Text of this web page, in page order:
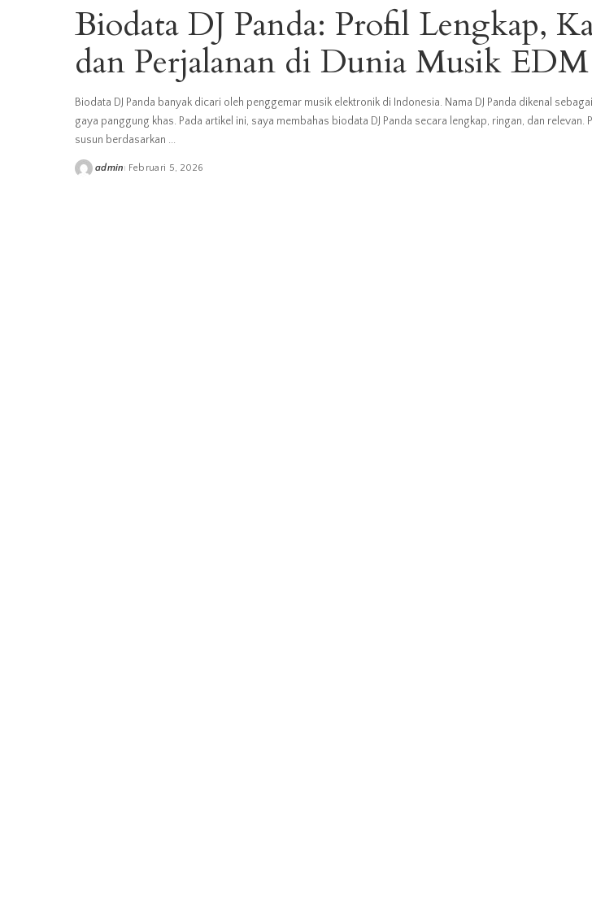
Biodata DJ Panda: Profil Lengkap,
dan Perjalanan di Dunia Musik EDM
Biodata DJ Panda banyak dicari oleh penggemar musik elektronik di Indonesia. Nama DJ Panda dikenal
gaya panggung khas. Pada artikel ini, saya membahas biodata DJ Panda secara lengkap, ringan, dan relevan.
susun berdasarkan ...
Posted
admin Februari 5, 2026